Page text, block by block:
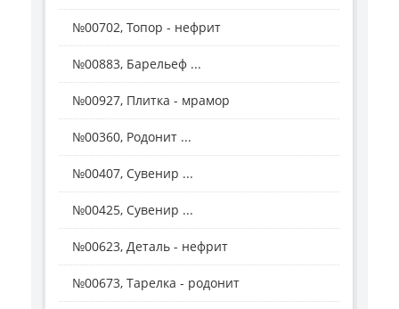
№00702, Топор - нефрит
№00883, Барельеф ...
№00927, Плитка - мрамор
№00360, Родонит ...
№00407, Сувенир ...
№00425, Сувенир ...
№00623, Деталь - нефрит
№00673, Тарелка - родонит